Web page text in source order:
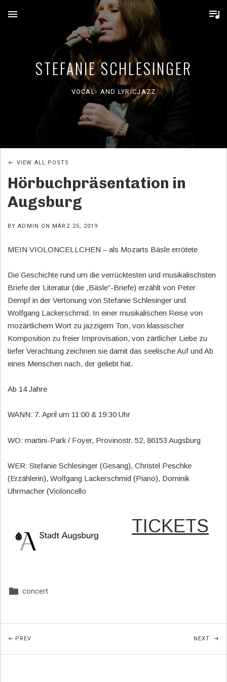
STEFANIE SCHLESINGER
VOCAL- AND LYRICJAZZ
Hörbuchpräsentation in
Augsburg
BY ADMIN ON MÄRZ 25, 2019
VIEW ALL POSTS
MEIN VIOLONCELLCHEN – als Mozarts Bäsle errötete
Die Geschichte rund um die verrücktesten und musikalischsten
Briefe der Literatur (die „Bäsle“-Briefe) erzählt von Peter
Dempf in der Vertonung von Stefanie Schlesinger und
Wolfgang Lackerschmid. In einer musikalischen Reise von
mozärtlichem Wort zu jazzigem Ton, von klassischer
Komposition zu freier Improvisation, von zärtlicher Liebe zu
tiefer Verachtung zeichnen sie damit das seelische Auf und Ab
eines Menschen nach, der geliebt hat.
Ab 14 Jahre
WANN: 7. April um 11:00 & 19:30 Uhr
WO: martini-Park / Foyer, Provinostr. 52, 86153 Augsburg
WER: Stefanie Schlesinger (Gesang), Christel Peschke
(Erzählerin), Wolfgang Lackerschmid (Piano), Dominik
Uhrmacher (Violoncello
TICKETS
concert
PREV NEXT